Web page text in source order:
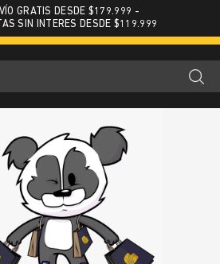
GRATIS DESDE $179.999 -
SIN INTERES DESDE $119.999